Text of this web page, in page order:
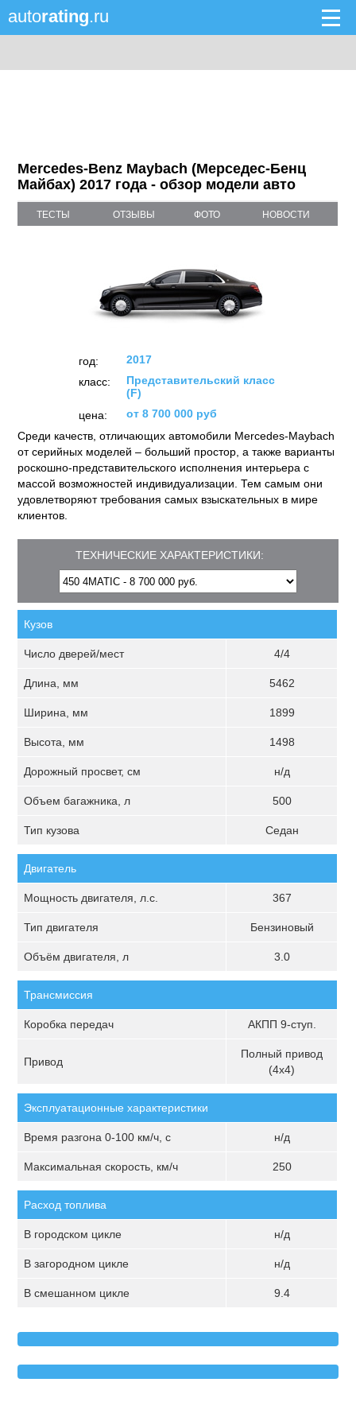
autorating.ru
Mercedes-Benz Maybach (Мерседес-Бенц
Майбах) 2017 года - обзор модели авто
ТЕСТЫ ОТЗЫВЫ ФОТО НОВОСТИ
год:
2017
класс:
Представительский класс
(F)
цена:
от 8 700 000 руб
Среди качеств, отличающих автомобили Mercedes-Maybach
от серийных моделей – больший простор, а также варианты
роскошно-представительского исполнения интерьера с
массой возможностей индивидуализации. Тем самым они
удовлетворяют требования самых взыскательных в мире
клиентов.
ТЕХНИЧЕСКИЕ ХАРАКТЕРИСТИКИ:
Кузов
Число дверей/мест 4/4
Длина, мм 5462
Ширина, мм 1899
Высота, мм 1498
Дорожный просвет, см н/д
Объем багажника, л 500
Тип кузова Седан
Двигатель
Мощность двигателя, л.с. 367
Тип двигателя Бензиновый
Объём двигателя, л 3.0
Трансмиссия
Коробка передач АКПП 9-ступ.
Привод
Полный привод
(4х4)
Эксплуатационные характеристики
Время разгона 0-100 км/ч, с н/д
Максимальная скорость, км/ч 250
Расход топлива
В городском цикле н/д
В загородном цикле н/д
В смешанном цикле 9.4